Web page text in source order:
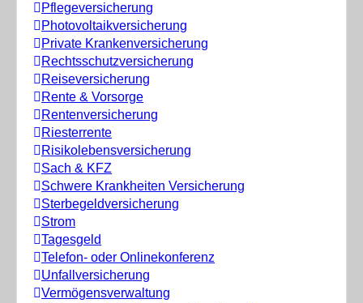
Pflegeversicherung
Photovoltaikversicherung
Private Krankenversicherung
Rechtsschutzversicherung
Reiseversicherung
Rente & Vorsorge
Rentenversicherung
Riesterrente
Risikolebensversicherung
Sach & KFZ
Schwere Krankheiten Versicherung
Sterbegeldversicherung
Strom
Tagesgeld
Telefon- oder Onlinekonferenz
Unfallversicherung
Vermögensverwaltung